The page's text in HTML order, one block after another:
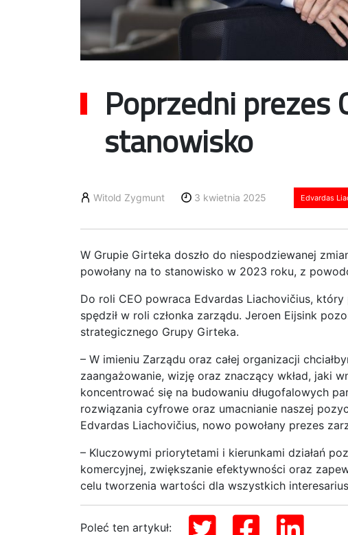
Poprzedni prezes
stanowisko
Witold Zygmunt 3 kwietnia 2025 Edvardas
W Grupie Girteka doszło do niespodziewanej
powołany na to stanowisko w 2023 roku, z
Do roli CEO powraca Edvardas Liachovičius,
spędził w roli członka zarządu. Jeroen Eijsink
strategicznego Grupy Girteka.
– W imieniu Zarządu oraz całej organizacji
zaangażowanie, wizję oraz znaczący wkład, jaki
koncentrować się na budowaniu długofalowych
rozwiązania cyfrowe oraz umacnianie naszej
Edvardas Liachovičius, nowo powołany prezes
– Kluczowymi priorytetami i kierunkami działań
komercyjnej, zwiększanie efektywności oraz
celu tworzenia wartości dla wszystkich
Poleć ten artykuł: